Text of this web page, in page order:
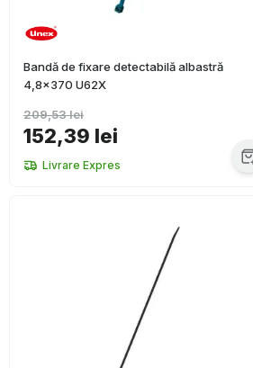
Bandă de fixare detectabilă albastră
4,8x370 U62X
152,39 lei
209,53 lei
Livrare Expres